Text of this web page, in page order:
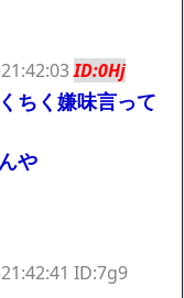
ID:0Hj
ちく嫌味言って
や
ID:7g9